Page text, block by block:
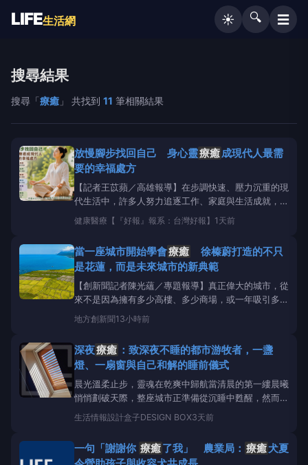
LIFE生活網 ☀️ 🔍 ☰
搜尋結果
搜尋「療癒 」 共找到 11 筆相關結果
放慢腳步找回自己 身心靈療癒成現代人最需
要的幸福處方
【記者王苡蘋／高雄報導】在步調快速、壓力沉重的現
代生活中，許多人努力追逐工作、家庭與生活成就，卻
忽略了內心真正的需求。近年來，「身心靈平衡」逐漸
成為社會關注的重要議題，透過靜心、冥想、正念、芳
始學習與自己對話，重新找回生活的節奏與幸福感。
健康醫療 【『好報』報系：台灣好報】 1天前
當一座城市開始學會療癒
徐榛蔚打造的不只
是花蓮，而是未來城市的新典範
【創新聞記者陳光蘊／專題報導】真正偉大的城市，從
來不是因為擁有多少高樓、多少商場，或一年吸引多少
觀光人次，而是在快速變動的世界裡，仍能讓人找到放
慢腳步的勇氣，重新感受土地的溫度，找回生命最純粹
市、永續城市，但我始終認為，一座城市真正值得被世
界記住的，不
地方創新聞 13小時前
深夜療癒 ：致深夜不睡的都市游牧者，一盞
燈、一扇窗與自己和解的睡前儀式
晨光溫柔止步，靈魂在乾爽中歸航當清晨的第一縷晨曦
悄悄劃破天際，整座城市正準備從沉睡中甦醒，然而對
於習慣在黑夜中尋找靈感的夜貓子而言，此時才是疲憊
落幕、靈魂渴望歸航的時刻。推開房門，卸下一整夜的
疲憊的終點站，而那一扇優雅的MYT百葉窗，則是守
生活情報設計盒子DESIGN BOX3天前
一句「謝謝你 療癒了我」 農業局： 療癒犬夏